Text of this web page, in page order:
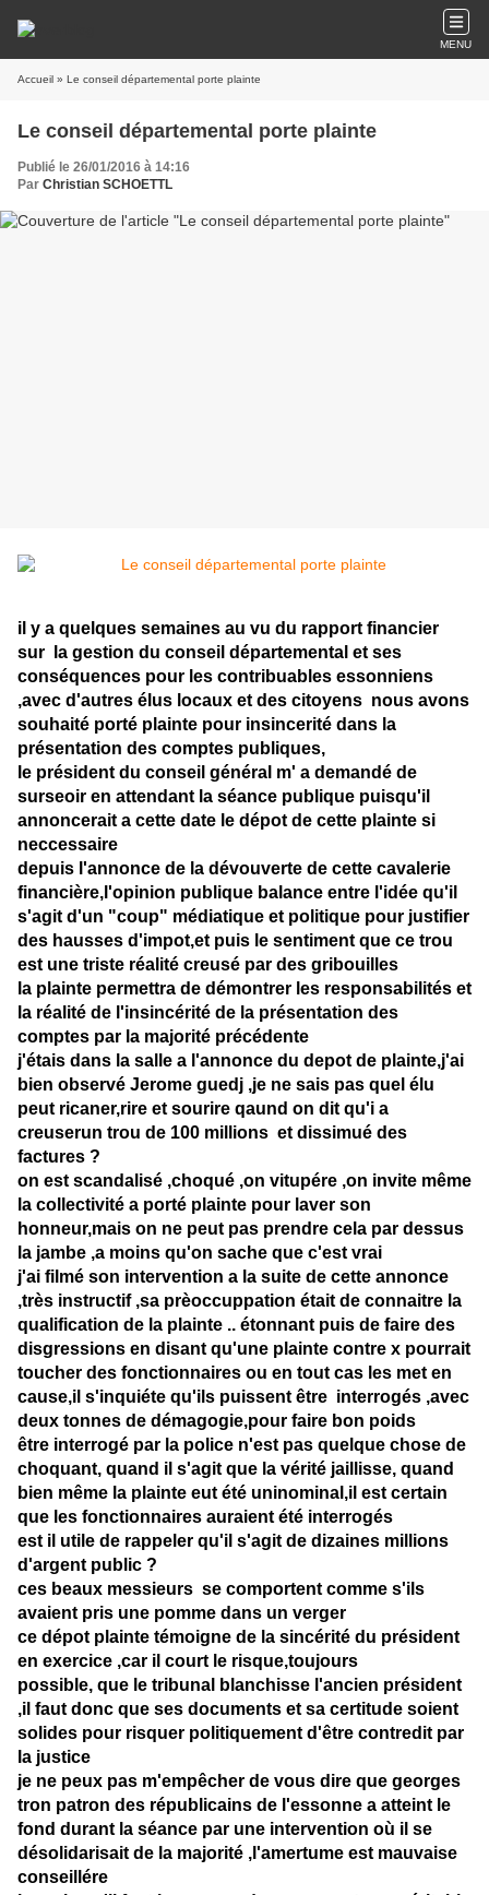
MENU
Accueil » Le conseil départemental porte plainte
Le conseil départemental porte plainte
Publié le 26/01/2016 à 14:16
Par Christian SCHOETTL
il y a quelques semaines au vu du rapport financier
sur la gestion du conseil départemental et ses
conséquences pour les contribuables essonniens
,avec d'autres élus locaux et des citoyens nous avons
souhaité porté plainte pour insincerité dans la
présentation des comptes publiques,
le président du conseil général m' a demandé de
surseoir en attendant la séance publique puisqu'il
annoncerait a cette date le dépot de cette plainte si
neccessaire
depuis l'annonce de la dévouverte de cette cavalerie
financière,l'opinion publique balance entre l'idée qu'il
s'agit d'un "coup" médiatique et politique pour justifier
des hausses d'impot,et puis le sentiment que ce trou
est une triste réalité creusé par des gribouilles
la plainte permettra de démontrer les responsabilités et
la réalité de l'insincérité de la présentation des
comptes par la majorité précédente
j'étais dans la salle a l'annonce du depot de plainte,j'ai
bien observé Jerome guedj ,je ne sais pas quel élu
peut ricaner,rire et sourire qaund on dit qu'i a
creuserun trou de 100 millions et dissimué des
factures ?
on est scandalisé ,choqué ,on vitupére ,on invite même
la collectivité a porté plainte pour laver son
honneur,mais on ne peut pas prendre cela par dessus
la jambe ,a moins qu'on sache que c'est vrai
j'ai filmé son intervention a la suite de cette annonce
,très instructif ,sa prèoccuppation était de connaitre la
qualification de la plainte .. étonnant puis de faire des
disgressions en disant qu'une plainte contre x pourrait
toucher des fonctionnaires ou en tout cas les met en
cause,il s'inquiéte qu'ils puissent être interrogés ,avec
deux tonnes de démagogie,pour faire bon poids
être interrogé par la police n'est pas quelque chose de
choquant, quand il s'agit que la vérité jaillisse, quand
bien même la plainte eut été uninominal,il est certain
que les fonctionnaires auraient été interrogés
est il utile de rappeler qu'il s'agit de dizaines millions
d'argent public ?
ces beaux messieurs se comportent comme s'ils
avaient pris une pomme dans un verger
ce dépot plainte témoigne de la sincérité du président
en exercice ,car il court le risque,toujours
possible, que le tribunal blanchisse l'ancien président
,il faut donc que ses documents et sa certitude soient
solides pour risquer politiquement d'être contredit par
la justice
je ne peux pas m'empêcher de vous dire que georges
tron patron des républicains de l'essonne a atteint le
fond durant la séance par une intervention où il se
désolidarisait de la majorité ,l'amertume est mauvaise
conseillére